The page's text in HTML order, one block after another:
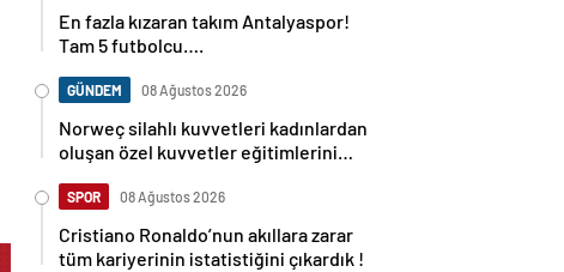
En fazla kızaran takım Antalyaspor!
Tam 5 futbolcu….
GÜNDEM 08 Ağustos 2026
Norweç silahlı kuvvetleri kadınlardan
oluşan özel kuvvetler eğitimlerini
SPOR 08 Ağustos 2026
Cristiano Ronaldo’nun akıllara zarar
tüm kariyerinin istatistiğini çıkardık !